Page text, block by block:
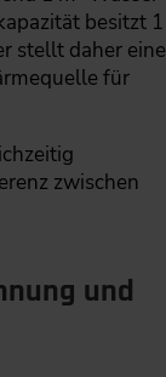
besitzt 1
stellt daher eine
für
zwischen
und